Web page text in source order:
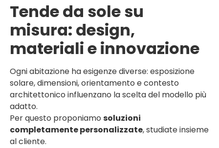
Tende da sole su
misura: design,
materiali e innovazione
Ogni abitazione ha esigenze diverse: esposizione
solare, dimensioni, orientamento e contesto
architettonico influenzano la scelta del modello più
adatto.
Per questo proponiamo soluzioni
completamente personalizzate, studiate insieme
al cliente.